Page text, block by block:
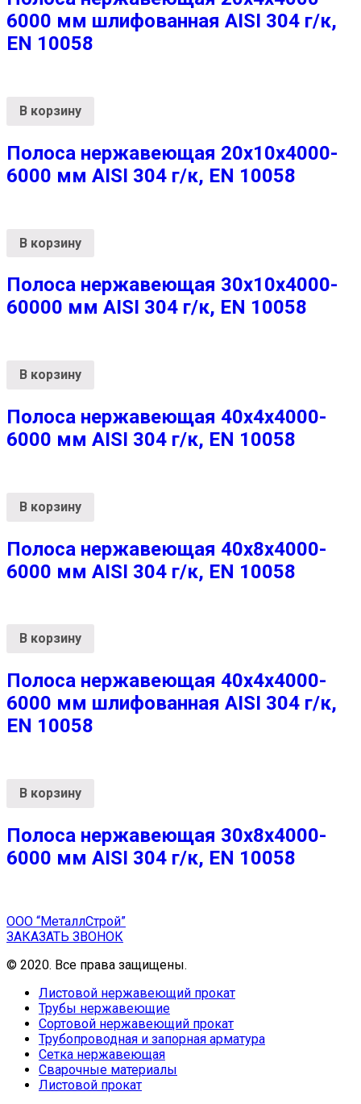
6000 мм шлифованная AISI 304 г/к,
EN 10058
В корзину
Полоса нержавеющая 20х10х4000-
6000 мм AISI 304 г/к, EN 10058
В корзину
Полоса нержавеющая 30х10х4000-
60000 мм AISI 304 г/к, EN 10058
В корзину
Полоса нержавеющая 40х4х4000-
6000 мм AISI 304 г/к, EN 10058
В корзину
Полоса нержавеющая 40х8х4000-
6000 мм AISI 304 г/к, EN 10058
В корзину
Полоса нержавеющая 40х4х4000-
6000 мм шлифованная AISI 304 г/к,
EN 10058
В корзину
Полоса нержавеющая 30х8х4000-
6000 мм AISI 304 г/к, EN 10058
ООО “МеталлСтрой”
ЗАКАЗАТЬ ЗВОНОК
© 2020. Все права защищены.
Листовой нержавеющий прокат
Трубы нержавеющие
Сортовой нержавеющий прокат
Трубопроводная и запорная арматура
Сетка нержавеющая
Сварочные материалы
Листовой прокат